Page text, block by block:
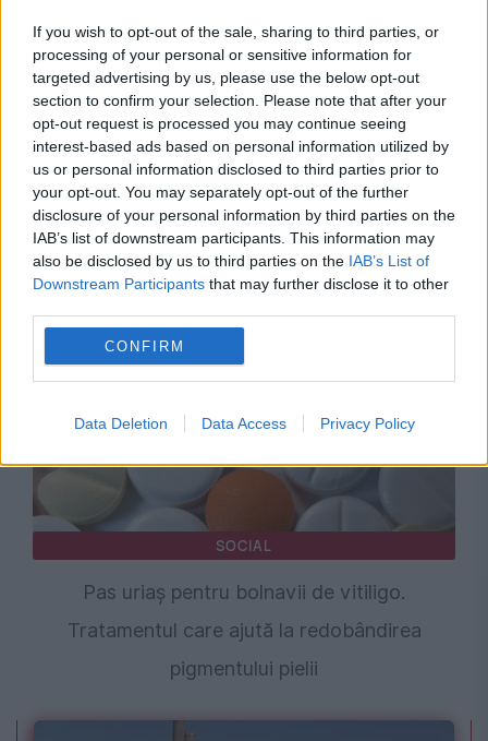
If you wish to opt-out of the sale, sharing to third parties, or
processing of your personal or sensitive information for
targeted advertising by us, please use the below opt-out
section to confirm your selection. Please note that after your
opt-out request is processed you may continue seeing
interest-based ads based on personal information utilized by
us or personal information disclosed to third parties prior to
your opt-out. You may separately opt-out of the further
disclosure of your personal information by third parties on the
IAB’s list of downstream participants. This information may
also be disclosed by us to third parties on the IAB’s List of
Downstream Participants that may further disclose it to other
CONFIRM
Data Deletion Data Access Privacy Policy
INTERNATIONAL
Bătălie legală uriașă la Bruxelles. Polonia a
făcut apel împotriva gigantului Pfizer pentru
dozele nelivrate
SOCIAL
Pas uriaș pentru bolnavii de vitiligo.
Tratamentul care ajută la redobândirea
pigmentului pielii